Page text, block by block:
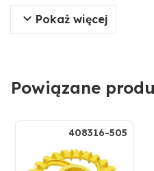
E (mm): 55
B (mm): 197
Pokaż więcej
Powiązane
408316-505